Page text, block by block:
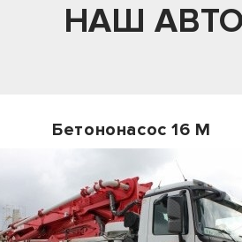
НАШ
Бетононасос 16 М